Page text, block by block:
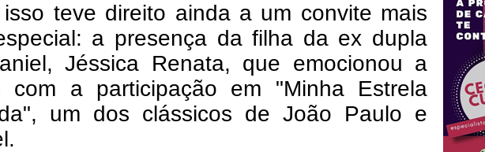
teve direito ainda a um convite mais
a presença da filha da ex dupla
Jéssica Renata, que emocionou a
com a participação em "Minha Estrela
um dos clássicos de João Paulo e